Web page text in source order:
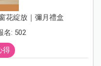
花綻放｜彌月禮盒
名: 502
得